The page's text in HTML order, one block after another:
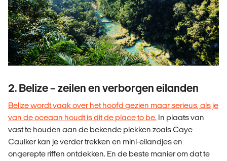
2. Belize – zeilen en verborgen eilanden
Belize wordt vaak over het hoofd gezien maar serieus, als je
van de oceaan houdt is dit de place to be. In plaats van
vast te houden aan de bekende plekken zoals Caye
Caulker kan je verder trekken en mini-eilandjes en
ongerepte riffen ontdekken. En de beste manier om dat te